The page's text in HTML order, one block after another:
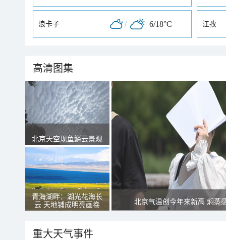
浪卡子 / 6/18°C 江孜
高清图集
北京天空现鱼鳞云景观
青海湖畔：湖光花海长
云 天地铺成明亮画卷
北京气温创今年来新高 焖蒸
重大天气事件